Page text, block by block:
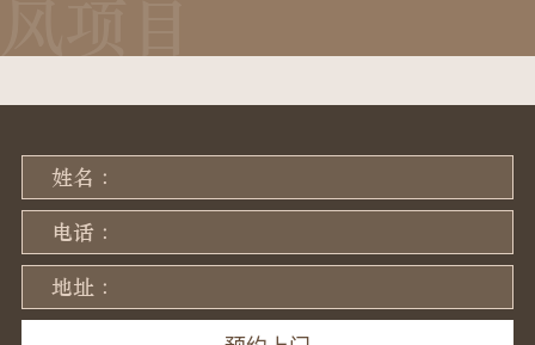
姓名 :
电话 :
地址 :